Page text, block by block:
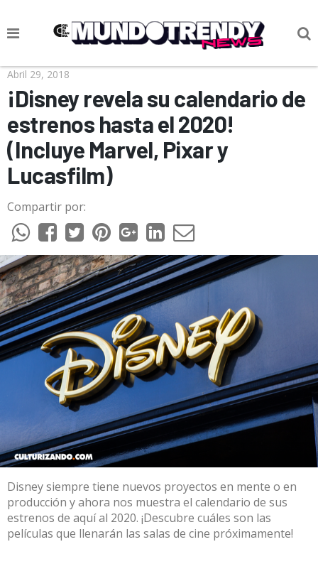
NOTICIAS
CULTURA POP
CIENCIA Y TECNOLOGÍA
VIDA
CULTURIZANDO.COM
Abril 29, 2018
¡Disney revela su calendario de
estrenos hasta el 2020!
(Incluye Marvel, Pixar y
Lucasfilm)
Compartir por:
Disney siempre tiene nuevos proyectos en mente o en
producción y ahora nos muestra el calendario de sus
estrenos de aquí al 2020. ¡Descubre cuáles son las
películas que llenarán las salas de cine próximamente!